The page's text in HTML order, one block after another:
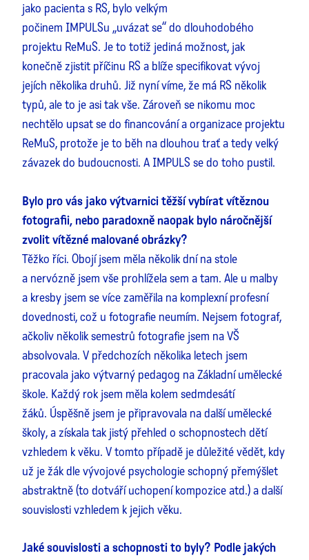
jako pacienta s RS, bylo velkým
počinem IMPULSu „uvázat se“ do dlouhodobého
projektu ReMuS. Je to totiž jediná možnost, jak
konečně zjistit příčinu RS a blíže specifikovat vývoj
jejích několika druhů. Již nyní víme, že má RS několik
typů, ale to je asi tak vše. Zároveň se nikomu moc
nechtělo upsat se do financování a organizace projektu
ReMuS, protože je to běh na dlouhou trať a tedy velký
závazek do budoucnosti. A IMPULS se do toho pustil.
Bylo pro vás jako výtvarnici těžší vybírat vítěznou
fotografii, nebo paradoxně naopak bylo náročnější
zvolit vítězné malované obrázky?
Těžko říci. Obojí jsem měla několik dní na stole
a nervózně jsem vše prohlížela sem a tam. Ale u malby
a kresby jsem se více zaměřila na komplexní profesní
dovednosti, což u fotografie neumím. Nejsem fotograf,
ačkoliv několik semestrů fotografie jsem na VŠ
absolvovala. V předchozích několika letech jsem
pracovala jako výtvarný pedagog na Základní umělecké
škole. Každý rok jsem měla kolem sedmdesátí
žáků. Úspěšně jsem je připravovala na další umělecké
školy, a získala tak jistý přehled o schopnostech dětí
vzhledem k věku. V tomto případě je důležité vědět, kdy
už je žák dle vývojové psychologie schopný přemýšlet
abstraktně (to dotváří uchopení kompozice atd.) a další
souvislosti vzhledem k jejich věku.
Jaké souvislosti a schopnosti to byly? Podle jakých